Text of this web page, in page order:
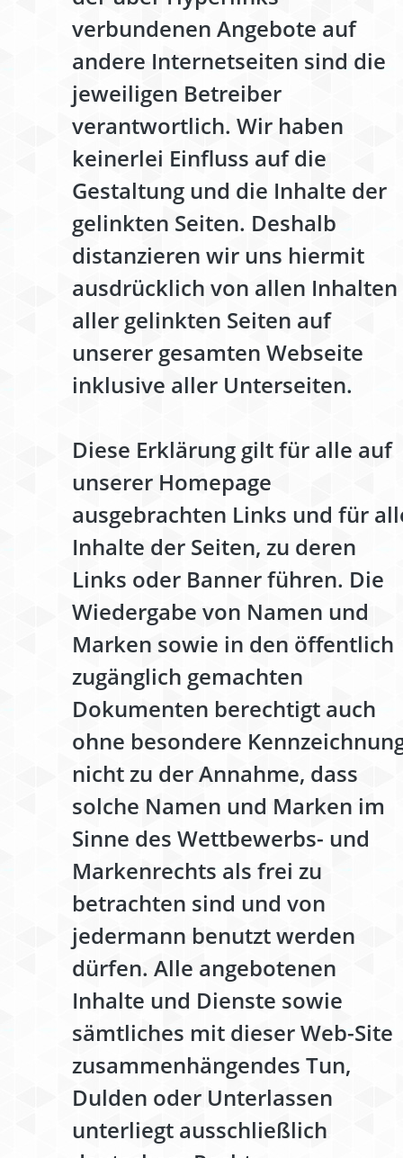
verbundenen Angebote auf
andere Internetseiten sind die
jeweiligen Betreiber
verantwortlich. Wir haben
keinerlei Einfluss auf die
Gestaltung und die Inhalte der
gelinkten Seiten. Deshalb
distanzieren wir uns hiermit
ausdrücklich von allen Inhalten
aller gelinkten Seiten auf
unserer gesamten Webseite
inklusive aller Unterseiten.
Diese Erklärung gilt für alle auf
unserer Homepage
ausgebrachten Links und für
Inhalte der Seiten, zu deren
Links oder Banner führen. Die
Wiedergabe von Namen und
Marken sowie in den öffentlich
zugänglich gemachten
Dokumenten berechtigt auch
ohne besondere
nicht zu der Annahme, dass
solche Namen und Marken im
Sinne des Wettbewerbs- und
Markenrechts als frei zu
betrachten sind und von
jedermann benutzt werden
dürfen. Alle angebotenen
Inhalte und Dienste sowie
sämtliches mit dieser Web-Site
zusammenhängendes Tun,
Dulden oder Unterlassen
unterliegt ausschließlich